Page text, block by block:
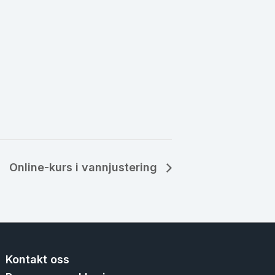
Online-kurs i vannjustering
Kontakt oss